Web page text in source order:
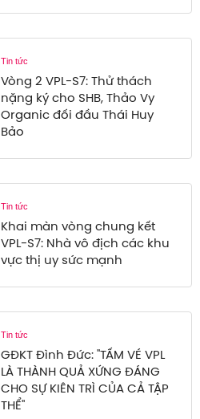
Tin tức
Vòng 2 VPL-S7: Thử thách
nặng ký cho SHB, Thảo Vy
Organic đối đầu Thái Huy
Bảo
Tin tức
Khai màn vòng chung kết
VPL-S7: Nhà vô địch các khu
vực thị uy sức mạnh
Tin tức
GĐKT Đình Đức: "TẤM VÉ VPL
LÀ THÀNH QUẢ XỨNG ĐÁNG
CHO SỰ KIÊN TRÌ CỦA CẢ TẬP
THỂ"